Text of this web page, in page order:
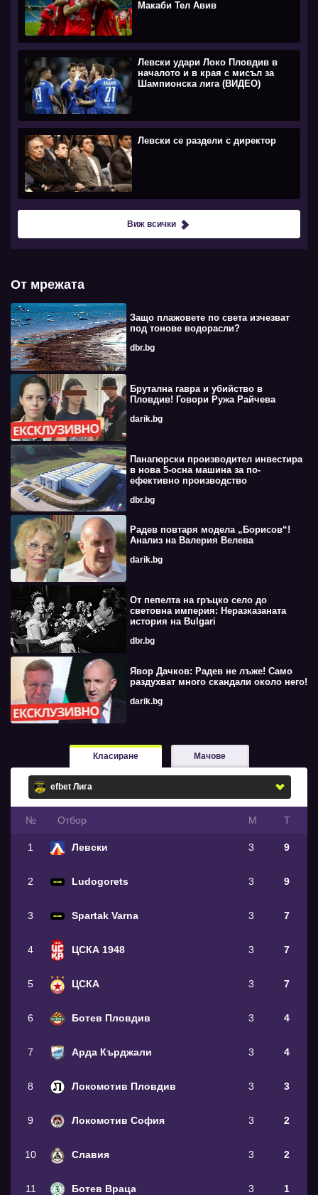
Макаби Тел Авив
Левски удари Локо Пловдив в
началото и в края с мисъл за
Шампионска лига (ВИДЕО)
Левски се раздели с директор
Виж всички
От мрежата
Защо плажовете по света изчезват
под тонове водорасли?
dbr.bg
Брутална гавра и убийство в
Пловдив! Говори Ружа Райчева
darik.bg
Панагюрски производител инвестира
в нова 5-осна машина за по-
ефективно производство
dbr.bg
Радев повтаря модела „Борисов“!
Анализ на Валерия Велева
darik.bg
От пепелта на гръцко село до
световна империя: Неразказаната
история на Bulgari
dbr.bg
Явор Дачков: Радев не лъже! Само
раздухват много скандали около него!
darik.bg
Класиране Мачове
№ Oтбор М Т
1 Левски 3 9
2 Ludogorets 3 9
3 Spartak Varna 3 7
4 ЦСКА 1948 3 7
5 ЦСКА 3 7
6 Ботев Пловдив 3 4
7 Арда Кърджали 3 4
8 Локомотив Пловдив 3 3
9 Локомотив София 3 2
10 Славия 3 2
11 Ботев Враца 3 1